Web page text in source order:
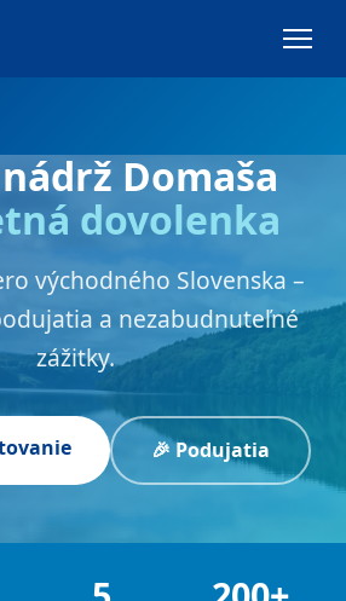
Domaša
dovolenka
východného Slovenska –
a nezabudnuteľné
zážitky.
🎉 Podujatia